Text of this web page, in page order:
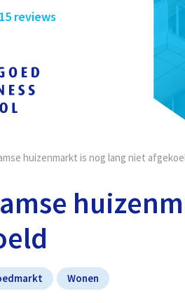
reviews
huizenmarkt is nog lang niet
Wonen